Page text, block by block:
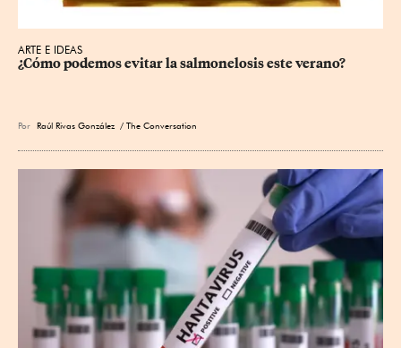
ARTE E IDEAS
¿Cómo podemos evitar la salmonelosis este verano?
Por Raúl Rivas González / The Conversation